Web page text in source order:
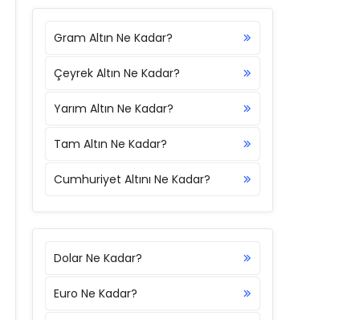
Gram Altın Ne Kadar?
Çeyrek Altın Ne Kadar?
Yarım Altın Ne Kadar?
Tam Altın Ne Kadar?
Cumhuriyet Altını Ne Kadar?
Dolar Ne Kadar?
Euro Ne Kadar?